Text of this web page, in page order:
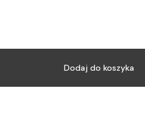
Dodaj do koszyka